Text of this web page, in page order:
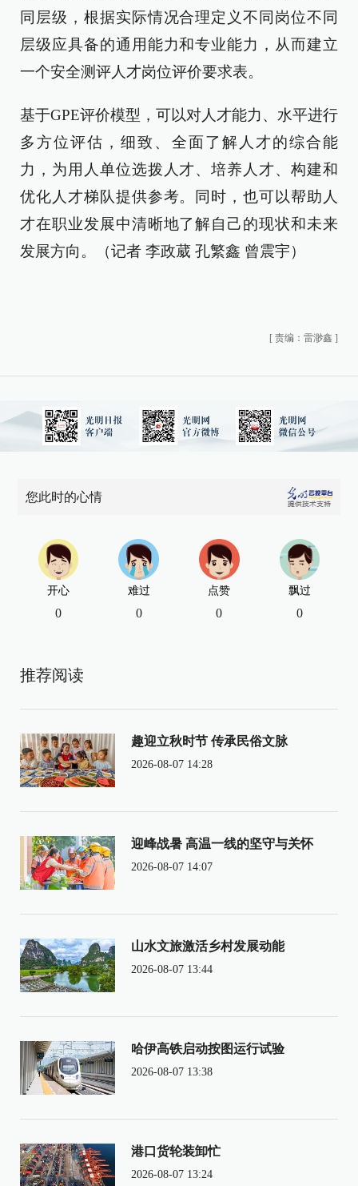
同层级，根据实际情况合理定义不同岗位不同
层级应具备的通用能力和专业能力，从而建立
一个安全测评人才岗位评价要求表。
基于GPE评价模型，可以对人才能力、水平进行
多方位评估，细致、全面了解人才的综合能
力，为用人单位选拨人才、培养人才、构建和
优化人才梯队提供参考。同时，也可以帮助人
才在职业发展中清晰地了解自己的现状和未来
发展方向。（记者 李政葳 孔繁鑫 曾震宇）
[ 责编：雷渺鑫 ]
您此时的心情
开心
0
难过
0
点赞
0
飘过
0
推荐阅读
趣迎立秋时节 传承民俗文脉
2026-08-07 14:28
迎峰战暑 高温一线的坚守与关怀
2026-08-07 14:07
山水文旅激活乡村发展动能
2026-08-07 13:44
哈伊高铁启动按图运行试验
2026-08-07 13:38
港口货轮装卸忙
2026-08-07 13:24